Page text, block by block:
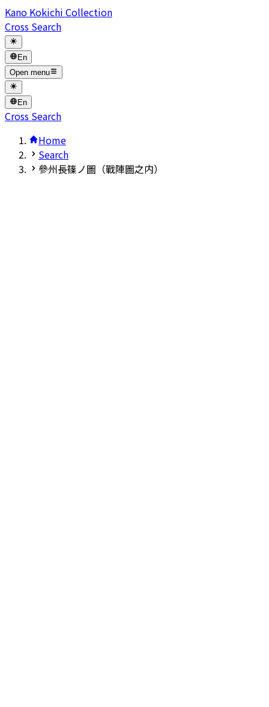
Kano Kokichi Collection
Cross Search
En
Open menu
En
Cross Search
Home
Search
參州長篠ノ圖（戰陣圖之内）